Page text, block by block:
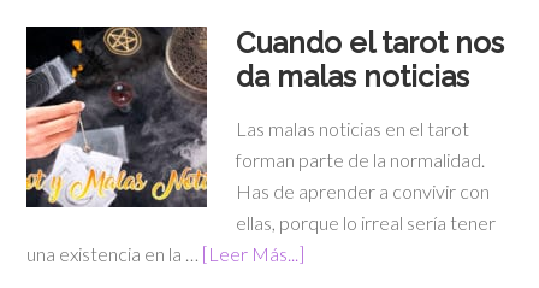
Cuando el tarot nos
da malas noticias
Las malas noticias en el tarot
forman parte de la normalidad.
Has de aprender a convivir con
ellas, porque lo irreal sería tener
una existencia en la … [Leer Más...]